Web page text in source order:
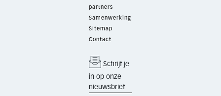
partners
Samenwerking
Sitemap
Contact
Schrijf je
in op onze
nieuwsbrief